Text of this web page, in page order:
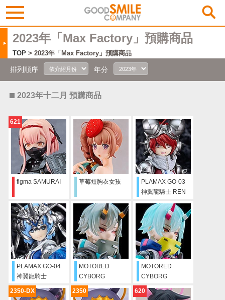
2023年「Max Factory」預購商品
TOP > 2023年「Max Factory」預購商品
排列順序 年分
2023年十二月 預購商品
figma SAMURAI
621
草莓短胸衣女孩
PLAMAX GO-03
神翼龍騎士 REN
PLAMAX GO-04
神翼龍騎士
HIMARI
BAHAMUT
MOTORED
CYBORG
RUNNER
SSX_155
MOTORED
CYBORG
RUNNER
SSX_155
2350-DX 2350 620